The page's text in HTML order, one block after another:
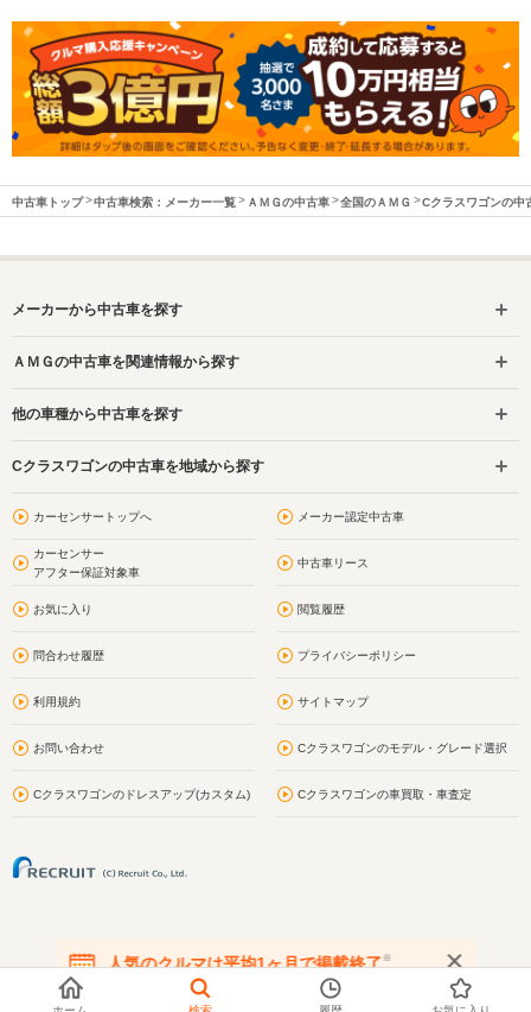
中古車トップ 中古車検索：メーカー一覧 ＡＭＧの中古車 全国のＡＭＧ Cクラスワゴンの中
メーカーから中古車を探す
ＡＭＧの中古車を関連情報から探す
他の車種から中古車を探す
Cクラスワゴンの中古車を地域から探す
カーセンサートップへ メーカー認定中古車
カーセンサー
アフター保証対象車
中古車リース
お気に入り 閲覧履歴
問合わせ履歴 プライバシーポリシー
利用規約 サイトマップ
お問い合わせ Cクラスワゴンのモデル・グレード選択
Cクラスワゴンのドレスアップ(カスタム) Cクラスワゴンの車買取・車査定
人気のクルマは平均1ヶ月で掲載終了※
在庫が無くなる前にお問い合わせください